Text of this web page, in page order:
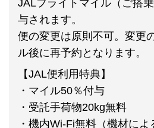
JALフライトマイル（ご搭
与されます。
便の変更は原則不可。 変更
ル後に再予約となります。
【JAL便利用特典】
・マイル50％付与
・受託手荷物20kg無料
・機内Wi-Fi無料（機材によ